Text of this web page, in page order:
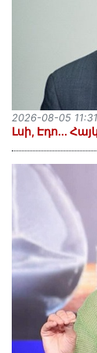
Լսի, Էդո․․․
2026-08-05